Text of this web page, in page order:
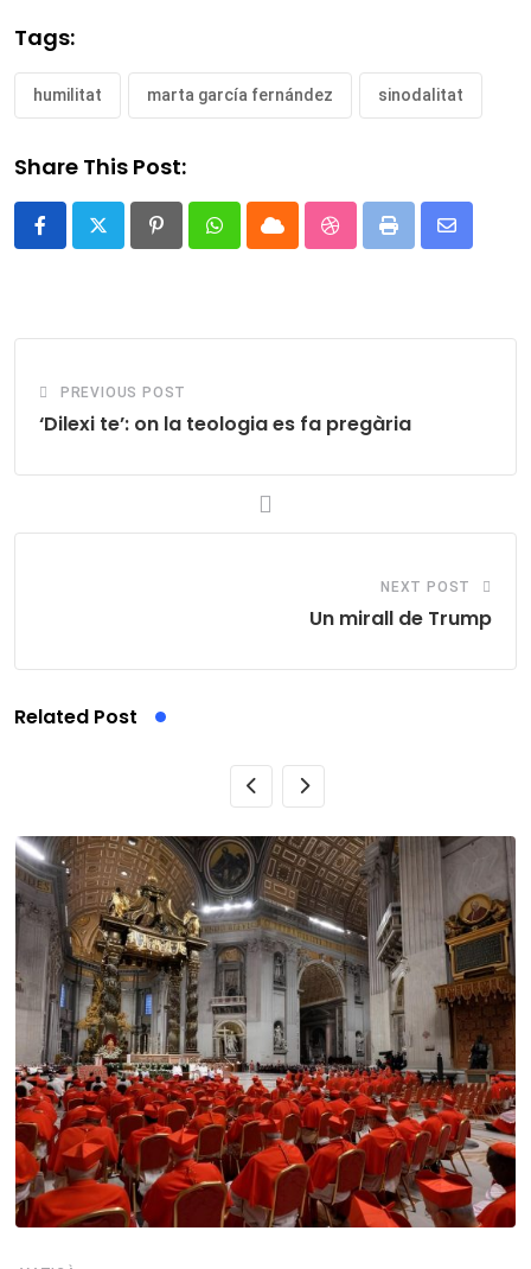
Tags:
humilitat marta garcía fernández sinodalitat
Share This Post:
PinterestWhatsappCloud StumbleUpon
Print
Share
PREVIOUS POST
‘Dilexi te’: on la teologia es fa pregària
NEXT POST
Un mirall de Trump
Related Post